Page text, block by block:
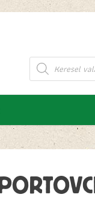
Products
search